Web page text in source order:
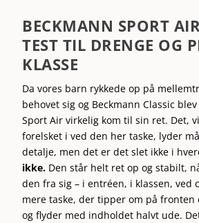
BECKMANN SPORT
TEST TIL DRENGE OG
KLASSE
Davores barn rykkede op på
behovet sig og Beckmann Classic
Sport Air virkelig kom til sin ret. Det,
forelsket i ved den her taske, lyder
detalje, men det er det slet ikke i
ikke. Den står helt ret op og stabilt,
den fra sig – i entréen, i klassen, ved
mere taske, der tipper om på fronten
og flyder med indholdet halvt ude.